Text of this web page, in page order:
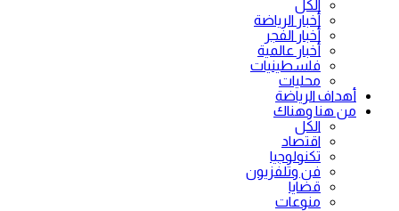
الكل
أخبار الرياضة
أخبار الفجر
أخبار عالمية
فلسطينيات
محليات
أهداف الرياضة
من هنا وهناك
الكل
اقتصاد
تكنولوجيا
فن وتلفزيون
قضايا
منوعات